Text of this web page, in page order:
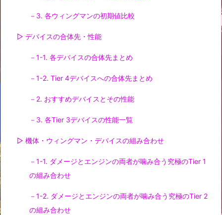
－3. 各ウィングマンの初期値比較
▷ デバイスの合体先・性能
－1-1. 各デバイスの合体先まとめ
－1-2. Tier 4デバイスへの合体先まとめ
－2. おすすめデバイスとその性能
－3. 各Tier 3デバイスの性能一覧
▷ 機体・ウィングマン・デバイスの組み合わせ
－1-1. ダメージとエンジンの両者が噛み合う究極のTier 1
の組み合わせ
－1-2. ダメージとエンジンの両者が噛み合う究極のTier 2
の組み合わせ